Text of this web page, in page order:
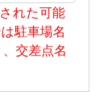
れた可能
駐車場名
交差点名